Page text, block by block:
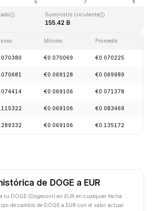
Suministro circulante
155.42 B
Mínimo Promedio
€0.070069 €0.070225
€0.069128 €0.069989
€0.069106 €0.071378
€0.069106 €0.083469
€0.069106 €0.135172
de DOGE a EUR
tu DOGE (Dogecoin) en EUR en cualquier fecha
de cambio de DOGE a EUR con el valor actual.